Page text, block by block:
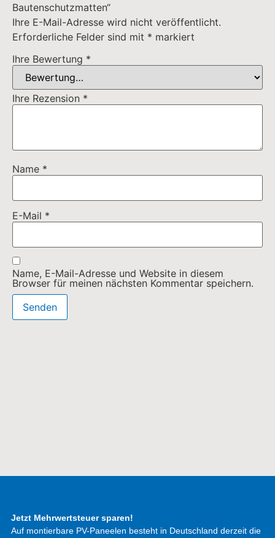
Bautenschutzmatten“
Ihre E-Mail-Adresse wird nicht veröffentlicht.
Erforderliche Felder sind mit * markiert
Ihre Bewertung *
Ihre Rezension *
Name *
E-Mail *
Name, E-Mail-Adresse und Website in diesem
Browser für meinen nächsten Kommentar speichern.
Jetzt Mehrwertsteuer sparen!
Auf montierbare PV-Paneelen besteht in Deutschland derzeit die